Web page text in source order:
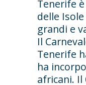
Tenerife
delle
grandi e
Il
Tenerife
ha
africani. Il